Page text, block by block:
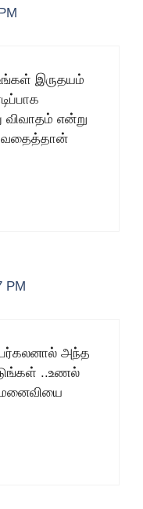
இருதயம்
விவாதம் என்று
PM
அந்த
..உணல்
மனைவியை